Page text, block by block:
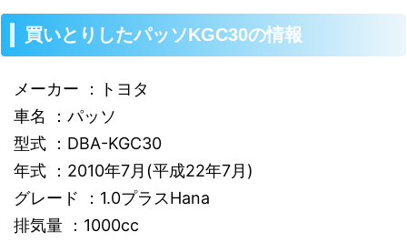
買いとりしたパッソKGC30の情報
メーカー ：トヨタ
車名 ：パッソ
型式 ：DBA-KGC30
年式 ：2010年7月(平成22年7月)
グレード ：1.0プラスHana
排気量 ：1000cc